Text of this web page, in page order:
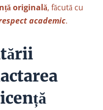
originală, făcută cu
academic.